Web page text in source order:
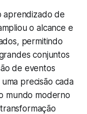
aprendizado de
o alcance e
permitindo
conjuntos
de eventos
precisão cada
mundo moderno